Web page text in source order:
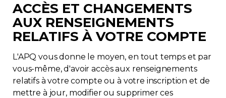
ACCÈS ET CHANGEMENTS
AUX RENSEIGNEMENTS
RELATIFS À VOTRE COMPTE
L'APQ vous donne le moyen, en tout temps et par
vous-même, d'avoir accès aux renseignements
relatifs à votre compte ou à votre inscription et de
mettre à jour, modifier ou supprimer ces